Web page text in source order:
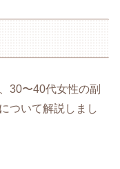
30〜40代女性の副
ついて解説しまし